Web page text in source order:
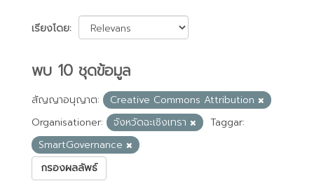
เรียงโดย
พบ 10 ชุดข้อมูล
สัญญาอนุญาต:
Creative Commons Attribution
Organisationer:
จังหวัดฉะเชิงเทรา
Taggar:
SmartGovernance
กรองผลลัพธ์